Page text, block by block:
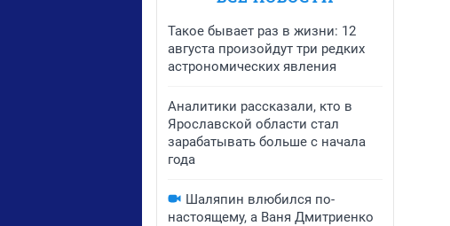
Такое бывает раз в жизни: 12
августа произойдут три редких
астрономических явления
Аналитики рассказали, кто в
Ярославской области стал
зарабатывать больше с начала
года
Шаляпин влюбился по-
настоящему, а Ваня Дмитриенко